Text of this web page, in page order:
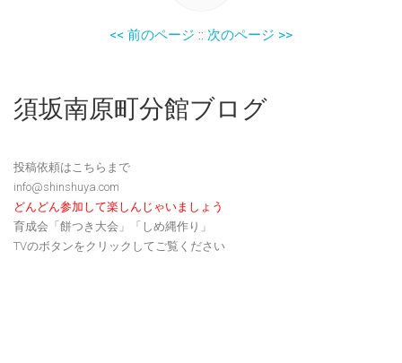
<< 前のページ :: 次のページ >>
須坂南原町分館ブログ
投稿依頼はこちらまで
info@shinshuya.com
どんどん参加して楽しんじゃいましょう
育成会「餅つき大会」「しめ縄作り」
TVのボタンをクリックしてご覧ください